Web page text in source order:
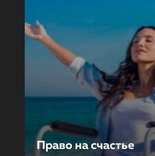
Право на счастье